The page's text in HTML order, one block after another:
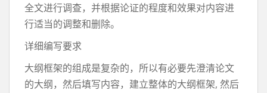
全文进行调查，并根据论证的程度和效果对内容进
行适当的调整和删除。
详细编写要求
大纲框架的组成是复杂的，所以有必要先澄清论文
的大纲，然后填写内容，建立整体的大纲框架, 然后